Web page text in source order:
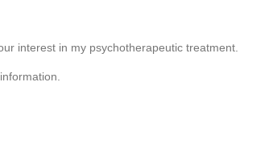
interest in my psychotherapeutic treatment.